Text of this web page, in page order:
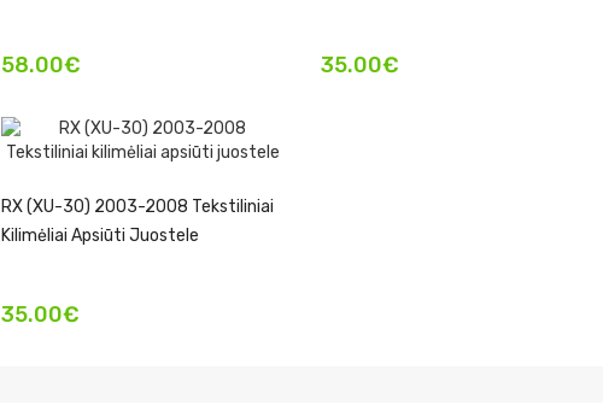
58.00€ 35.00€
RX (XU-30) 2003-2008 Tekstiliniai
Kilimėliai Apsiūti Juostele
35.00€